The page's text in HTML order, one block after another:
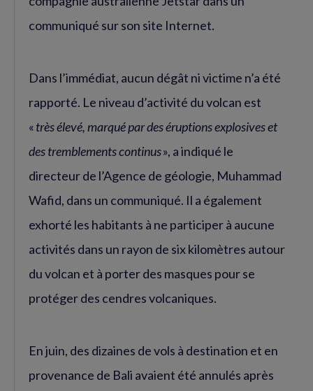
communiqué sur son site Internet.
Dans l’immédiat, aucun dégât ni victime n’a été
rapporté. Le niveau d’activité du volcan est
«très élevé, marqué par des éruptions explosives et
des tremblements continus», a indiqué le
directeur de l’Agence de géologie, Muhammad
Wafid, dans un communiqué. Il a également
exhorté les habitants à ne participer à aucune
activités dans un rayon de six kilomètres autour
du volcan et à porter des masques pour se
protéger des cendres volcaniques.
En juin, des dizaines de vols à destination et en
provenance de Bali avaient été annulés après